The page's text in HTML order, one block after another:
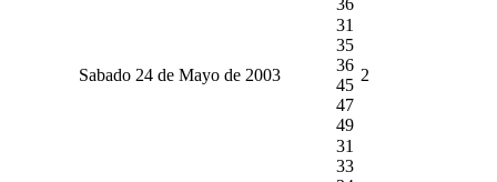
Sabado 24 de Mayo de 2003
31
35
36
45
47
49
2
31
33